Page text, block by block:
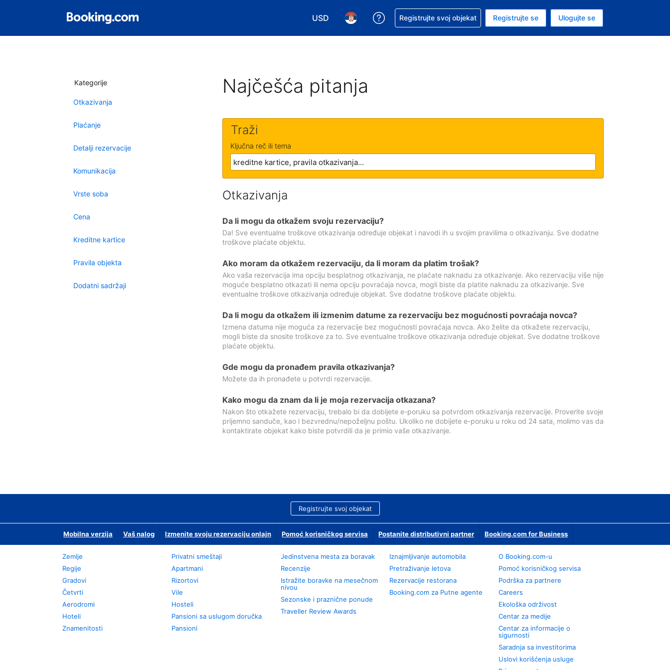
USD
Izaberite valutu. Vaša trenutna valuta je američki dolar
Izaberite jezik. Vaš trenutni jezik je Srpskom
Zatražite pomoć u vezi sa rezervacijom
Registrujte svoj objekat Registrujte se Ulogujte se
Kategorije
Otkazivanja
Plaćanje
Detalji rezervacije
Komunikacija
Vrste soba
Cena
Kreditne kartice
Pravila objekta
Dodatni sadržaji
Najčešća pitanja
Traži
Ključna reč ili tema
Otkazivanja
Da li mogu da otkažem svoju rezervaciju?
Da! Sve eventualne troškove otkazivanja određuje objekat i navodi ih u svojim pravilima o otkazivanju. Sve dodatne
troškove plaćate objektu.
Ako moram da otkažem rezervaciju, da li moram da platim trošak?
Ako vaša rezervacija ima opciju besplatnog otkazivanja, ne plaćate naknadu za otkazivanje. Ako rezervaciju više nije
moguće besplatno otkazati ili nema opciju povraćaja novca, mogli biste da platite naknadu za otkazivanje. Sve
eventualne troškove otkazivanja određuje objekat. Sve dodatne troškove plaćate objektu.
Da li mogu da otkažem ili izmenim datume za rezervaciju bez mogućnosti povraćaja novca?
Izmena datuma nije moguća za rezervacije bez mogućnosti povraćaja novca. Ako želite da otkažete rezervaciju,
mogli biste da snosite troškove za to. Sve eventualne troškove otkazivanja određuje objekat. Sve dodatne troškove
plaćate objektu.
Gde mogu da pronađem pravila otkazivanja?
Možete da ih pronađete u potvrdi rezervacije.
Kako mogu da znam da li je moja rezervacija otkazana?
Nakon što otkažete rezervaciju, trebalo bi da dobijete e-poruku sa potvrdom otkazivanja rezervacije. Proverite svoje
prijemno sanduče, kao i bezvrednu/nepoželjnu poštu. Ukoliko ne dobijete e-poruku u roku od 24 sata, molimo vas da
kontaktirate objekat kako biste potvrdili da je primio vaše otkazivanje.
Registrujte svoj objekat
Mobilna verzija Vaš nalog Izmenite svoju rezervaciju onlajn Pomoć korisničkog servisa Postanite distributivni partner Booking.com for Business
Zemlje
Regije
Gradovi
Četvrti
Aerodromi
Hoteli
Znamenitosti
Privatni smeštaji
Apartmani
Rizortovi
Vile
Hosteli
Pansioni sa uslugom doručka
Pansioni
Jedinstvena mesta za boravak
Recenzije
Istražite boravke na mesečnom
nivou
Sezonske i praznične ponude
Traveller Review Awards
Iznajmljivanje automobila
Pretraživanje letova
Rezervacije restorana
Booking.com za Putne agente
О Booking.com-u
Pomoć korisničkog servisa
Podrška za partnere
Careers
Ekološka održivost
Centar za medije
Centar za informacije o
sigurnosti
Saradnja sa investitorima
Uslovi korišćenja usluge